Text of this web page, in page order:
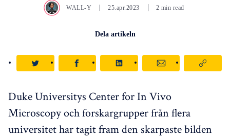
WALL-Y 25.apr.2023 2 min read
Dela artikeln
Duke Universitys Center for In Vivo
Microscopy och forskargrupper från flera
universitet har tagit fram den skarpaste bilden